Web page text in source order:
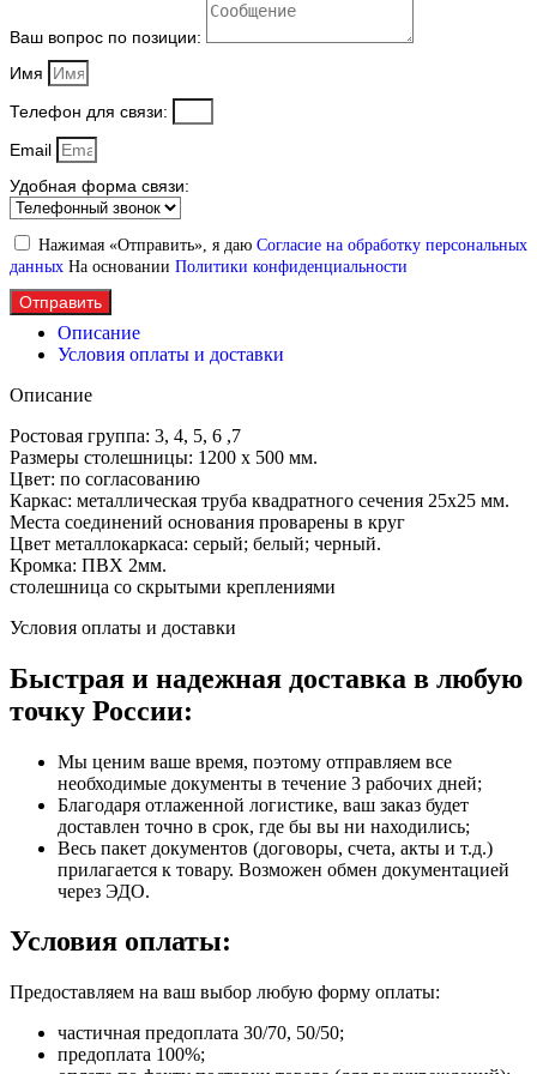
Ваш вопрос по позиции:
Имя
Телефон для связи:
Email
Удобная форма связи:
Нажимая «Отправить», я даю Согласие на обработку персональных
данных На основании Политики конфиденциальности
Отправить
Описание
Условия оплаты и доставки
Описание
Ростовая группа: 3, 4, 5, 6 ,7
Размеры столешницы: 1200 х 500 мм.
Цвет: по согласованию
Каркас: металлическая труба квадратного сечения 25х25 мм.
Места соединений основания проварены в круг
Цвет металлокаркаса: серый; белый; черный.
Кромка: ПВХ 2мм.
столешница со скрытыми креплениями
Условия оплаты и доставки
Быстрая и надежная доставка в любую
точку России:
Мы ценим ваше время, поэтому отправляем все
необходимые документы в течение 3 рабочих дней;
Благодаря отлаженной логистике, ваш заказ будет
доставлен точно в срок, где бы вы ни находились;
Весь пакет документов (договоры, счета, акты и т.д.)
прилагается к товару. Возможен обмен документацией
через ЭДО.
Условия оплаты:
Предоставляем на ваш выбор любую форму оплаты:
частичная предоплата 30/70, 50/50;
предоплата 100%;